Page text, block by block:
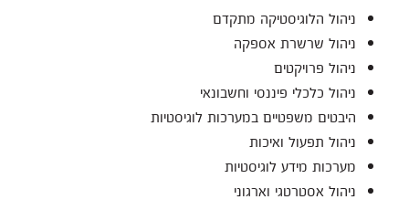
ניהול הלוגיסטיקה מתקדם
ניהול שרשרת אספקה
ניהול פרויקטים
ניהול כלכלי פיננסי וחשבונאי
היבטים משפטיים במערכות לוגיסטיות
ניהול תפעול ואיכות
מערכות מידע לוגיסטיות
ניהול אסטרטגי וארגוני